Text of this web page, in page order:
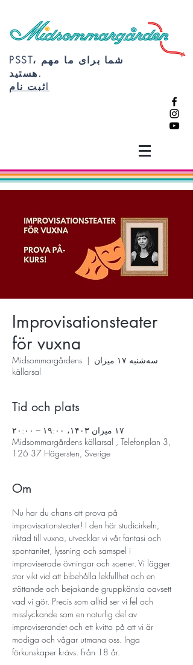
PSST، شما برای ما مهم
هستید.
ثبت نام!
Improvisationsteater
för vuxna
سه‌شنبه ۱۷ میزان
  |
Midsommargårdens
källarsal
Tid och plats
۱۷ میزان ۱۴۰۳، ۱۹:۰۰ – ۲۰:۰۰
Midsommargårdens källarsal , Telefonplan 3,
126 37 Hägersten, Sverige
Om
Nu har du chans att prova på
improvisationsteater! I den här studicirkeln,
riktad till vuxna, utvecklar vi vår fantasi och
spontanitet, lyssning och samspel i
improviserade övningar och scener. Vi lägger
stor vikt vid att bibehålla lekfullhet och en
stöttande och bejakande gruppkänsla oavsett
vad vi gör. Precis som alltid ser vi fel och
misslyckande som en naturlig del av
improviserandet och ett kvitto på att vi är
modiga och vågar utmana oss. Inga
förkunskaper krävs. Från 18 år.